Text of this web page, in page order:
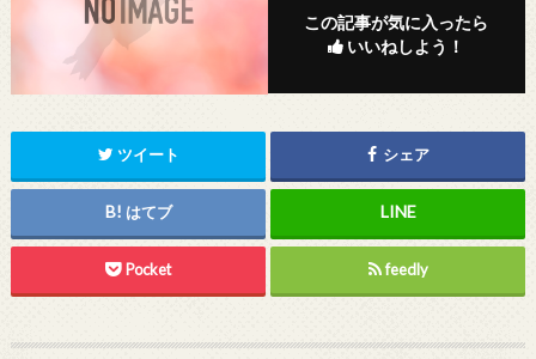
この記事が気に入ったら
いいねしよう！
ツイート シェア
はてブ
Pocket feedly